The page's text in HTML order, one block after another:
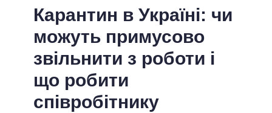
СТРІЧКА
ПОДІЇ
СТАТТІ
ОГЛЯДИ
ДАЙДЖЕСТИ
ПОЛІТИКА
ЕКОНОМІКА
СУСПІЛЬСТВО
ОБIЦЯНКИ
ПОЛIТИКИ
УСІ ПОЛІТИКИ
ПРЕЗИДЕНТ І ОФІС
ВЕРХОВНА РАДА
ІНФОГРАФІКА
ВІДЕО
Карантин в Україні: чи
можуть примусово
звільнити з роботи і
що робити
співробітнику